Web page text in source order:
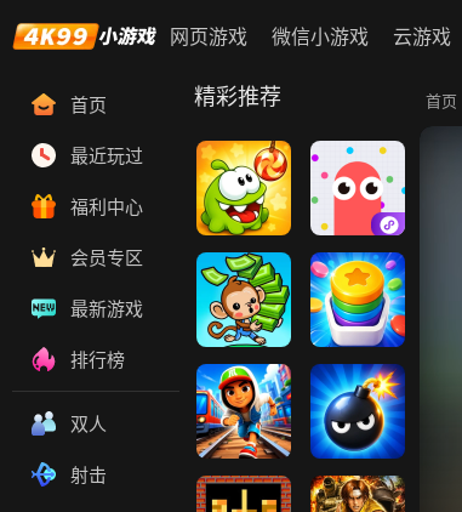
网页游戏 微信小游戏 云游戏
首页
最近玩过
福利中心
会员专区
最新游戏
排行榜
双人
射击
精彩推荐
割绳子 贪吃蛇大作战
猴子超市 合成解压馆
地铁跑酷 扫雷大作战
首页